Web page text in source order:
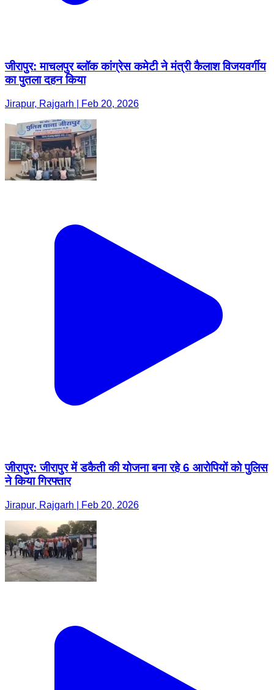
जीरापुर: माचलपुर ब्लॉक कांग्रेस कमेटी ने मंत्री कैलाश विजयवर्गीय
का पुतला दहन किया
Jirapur, Rajgarh | Feb 20, 2026
जीरापुर: जीरापुर में डकैती की योजना बना रहे 6 आरोपियों को पुलिस
ने किया गिरफ्तार
Jirapur, Rajgarh | Feb 20, 2026